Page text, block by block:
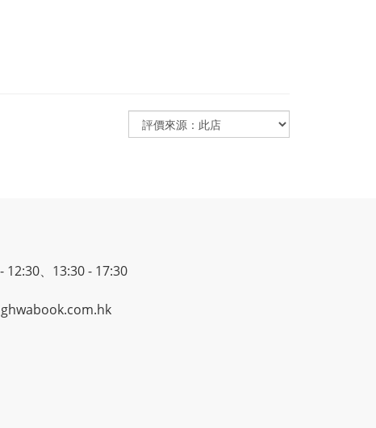
12:30、13:30 - 17:30